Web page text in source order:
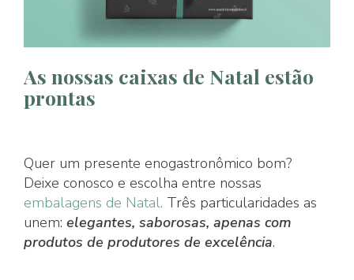
As nossas caixas de Natal estão
prontas
Quer um presente enogastronômico bom?
Deixe conosco e escolha entre nossas
embalagens de Natal. Três particularidades as
unem: elegantes, saborosas, apenas com
produtos de produtores de excelência.